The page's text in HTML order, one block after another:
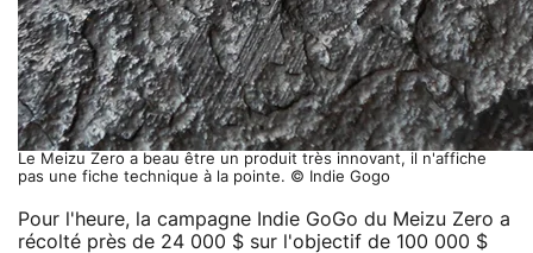
Le Meizu Zero a beau être un produit très innovant, il n'affiche
pas une fiche technique à la pointe. © Indie Gogo
Pour l'heure, la campagne Indie GoGo du Meizu Zero a
récolté près de 24 000 $ sur l'objectif de 100 000 $